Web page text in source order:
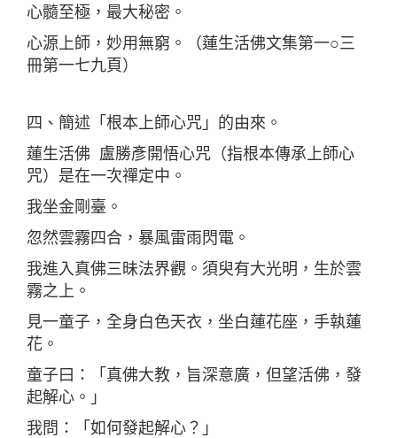
心髓至極，最大秘密。
心源上師，妙用無窮。（蓮生活佛文集第一○三
冊第一七九頁）
四、簡述「根本上師心咒」的由來。
蓮生活佛 盧勝彥開悟心咒（指根本傳承上師心
咒）是在一次禪定中。
我坐金剛臺。
忽然雲霧四合，暴風雷雨閃電。
我進入真佛三昧法界觀。須臾有大光明，生於雲
霧之上。
見一童子，全身白色天衣，坐白蓮花座，手執蓮
花。
童子曰：「真佛大教，旨深意廣，但望活佛，發
起解心。」
我問：「如何發起解心？」